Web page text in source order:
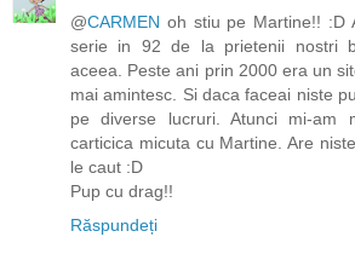
@CARMEN oh stiu pe Martine!! :D
serie in 92 de la prietenii nostri
aceea. Peste ani prin 2000 era un
mai amintesc. Si daca faceai niste
pe diverse lucruri. Atunci mi-am
carticica micuta cu Martine. Are
le caut :D
Pup cu drag!!
Răspundeți